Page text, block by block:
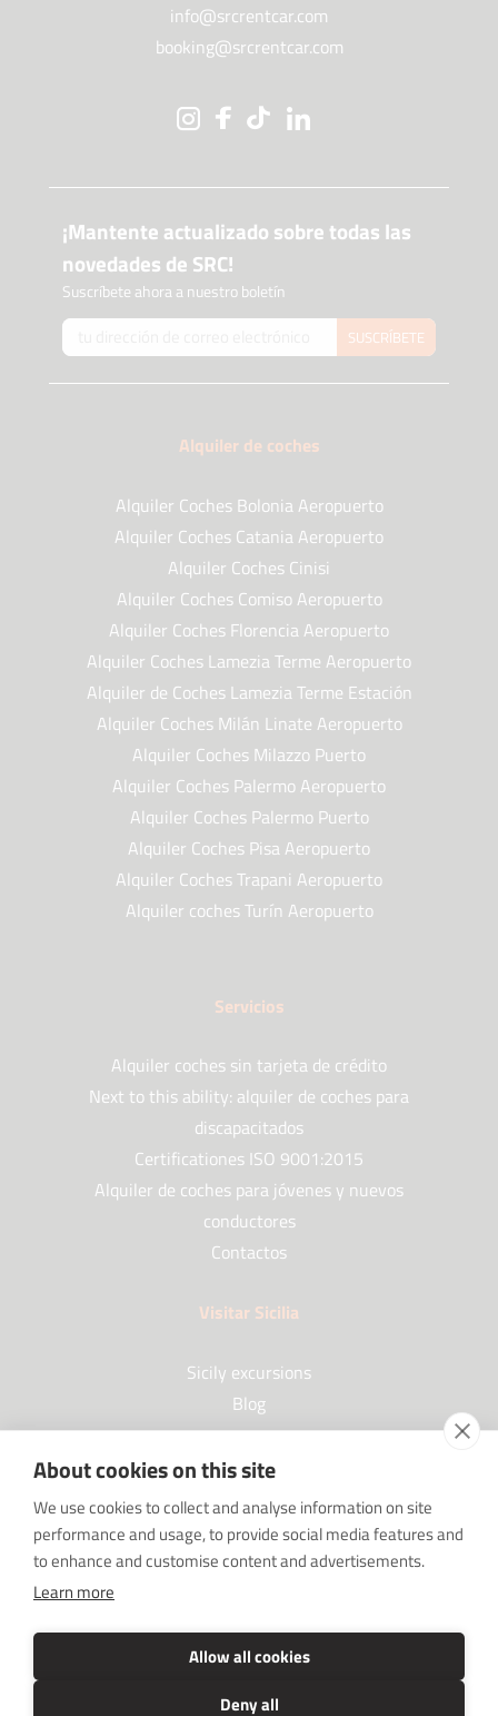
About cookies on this site
We use cookies to collect and analyse information on site
performance and usage, to provide social media features and
to enhance and customise content and advertisements.
Learn more
Allow all cookies
Deny all
info@srcrentcar.com
booking@srcrentcar.com
¡Mantente actualizado sobre todas las
novedades de SRC!
Suscríbete ahora a nuestro boletín
SUSCRÍBETE
Alquiler de coches
Alquiler Coches Bolonia Aeropuerto
Alquiler Coches Catania Aeropuerto
Alquiler Coches Cinisi
Alquiler Coches Comiso Aeropuerto
Alquiler Coches Florencia Aeropuerto
Alquiler Coches Lamezia Terme Aeropuerto
Alquiler de Coches Lamezia Terme Estación
Alquiler Coches Milán Linate Aeropuerto
Alquiler Coches Milazzo Puerto
Alquiler Coches Palermo Aeropuerto
Alquiler Coches Palermo Puerto
Alquiler Coches Pisa Aeropuerto
Alquiler Coches Trapani Aeropuerto
Alquiler coches Turín Aeropuerto
Servicios
Alquiler coches sin tarjeta de crédito
Next to this ability: alquiler de coches para
discapacitados
Certificationes ISO 9001:2015
Alquiler de coches para jóvenes y nuevos
conductores
Contactos
Visitar Sicilia
Sicily excursions
Blog
Socios
Our Partners
SRC sostiene Imprenditore non sei solo